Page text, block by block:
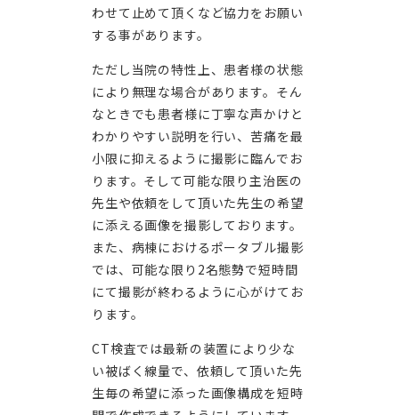
わせて止めて頂くなど協力をお願い
する事があります。
ただし当院の特性上、患者様の状態
により無理な場合があります。そん
なときでも患者様に丁寧な声かけと
わかりやすい説明を行い、苦痛を最
小限に抑えるように撮影に臨んでお
ります。そして可能な限り主治医の
先生や依頼をして頂いた先生の希望
に添える画像を撮影しております。
また、病棟におけるポータブル撮影
では、可能な限り2名態勢で短時間
にて撮影が終わるように心がけてお
ります。
CT検査では最新の装置により少な
い被ばく線量で、依頼して頂いた先
生毎の希望に添った画像構成を短時